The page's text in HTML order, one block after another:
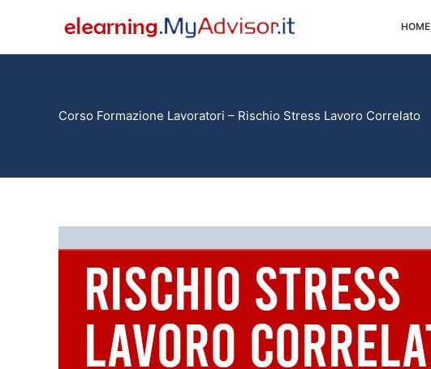
contenuto
HOME
Corso Formazione Lavoratori – Rischio Stress Lavoro Correlato